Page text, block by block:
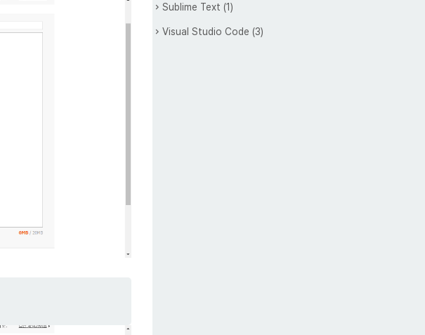
Sublime Text (1)
Visual Studio Code (3)